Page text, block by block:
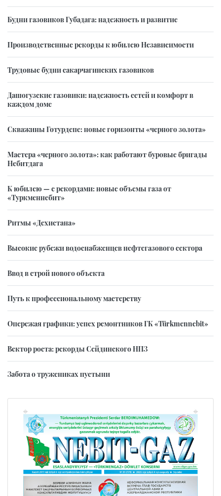
Будни газовиков Губадага: надежность и развитие
Производственные рекорды к юбилею Независимости
Трудовые будни сакарчагинских газовиков
Дашогузские газовики: надежность сетей и комфорт в
каждом доме
Скважины Готурдепе: новые горизонты «черного золота»
Мастера «черного золота»: как работают буровые бригады
Небитдага
К юбилею — с рекордами: новые объемы газа от
«Туркменнебит»
Ритмы «Дехистана»
Высокие рубежи водоснабженцев нефтегазового сектора
Ввод в строй нового объекта
Путь к профессиональному мастерству
Опережая графики: успех ремонтников ГК «Türkmennebit»
Вектор роста: рекорды Сейдинского НПЗ
Забота о тружениках пустыни